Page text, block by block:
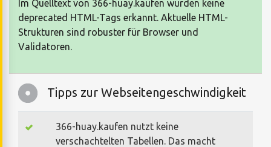
Im Quelltext von 366-huay.kaufen wurden keine
deprecated HTML-Tags erkannt. Aktuelle HTML-
Strukturen sind robuster für Browser und
Validatoren.
Tipps zur Webseitengeschwindigkeit
366-huay.kaufen nutzt keine
verschachtelten Tabellen. Das macht